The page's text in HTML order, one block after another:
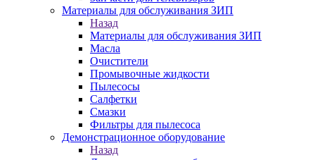
Материалы для обслуживания ЗИП
Назад
Материалы для обслуживания ЗИП
Масла
Очистители
Промывочные жидкости
Пылесосы
Салфетки
Смазки
Фильтры для пылесоса
Демонстрационное оборудование
Назад